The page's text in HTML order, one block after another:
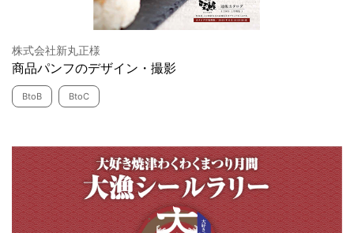
株式会社新丸正様
商品パンフのデザイン・撮影
BtoB BtoC